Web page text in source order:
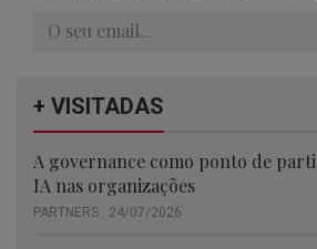
+ VISITADAS
A governance como ponto de
IA nas organizações
PARTNERS . 24/07/2026